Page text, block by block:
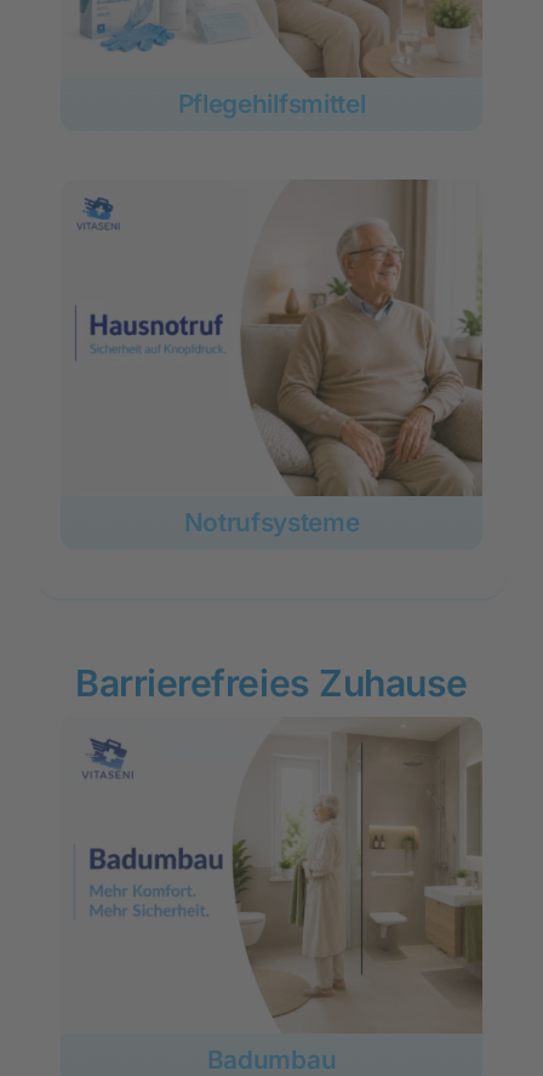
Pflegehilfsmittel
Notrufsysteme
Barrierefreies Zuhause
Badumbau